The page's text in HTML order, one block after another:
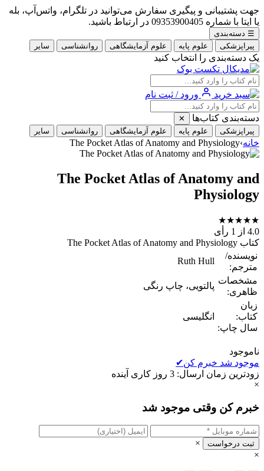
جهت پشتیبانی و پیگیری سفارش می‌توانید در تلگرام، واتس‌آپ، بله
یا ایتا با شماره 09353900405 در ارتباط باشید.
☰ دسته‌بندی
پیراپزشکی
علوم پایه علوم آزمایشگاهی روانشناسی سایر
یک دسته‌بندی را انتخاب کنید
ورود / ثبت نام
دسته‌بندی کتاب‌ها
✕
پیراپزشکی
علوم پایه علوم آزمایشگاهی روانشناسی سایر
خانه›
The Pocket Atlas of Anatomy and Physiology
The Pocket Atlas of Anatomy and
Physiology
★
★
★
★
★
4.0 از 1 رأی
کتاب The Pocket Atlas of Anatomy and Physiology
نویسنده/
مترجم:
Ruth Hull
مشخصات
ظاهری:
پالتویی، چاپ رنگی
زبان
کتاب:
سال چاپ:
انگلیسی
ناموجود
موجود شد خبرم کن✔
زودترین زمان ارسال: 3 روز کاری آینده
×
خبرم کن وقتی موجود شد
ثبت درخواست
×
×